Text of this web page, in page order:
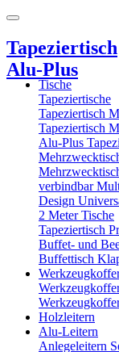
Tapeziertisch
Alu-Plus
Tische
Tapeziertische
Tapeziertisch
Tapeziertisch
Alu-Plus
verbindbar
Design
2 Meter Tische
Tapeziertisch
Buffet- und
Buffettisch
Holzleitern
Alu-Leitern
Anlegeleitern